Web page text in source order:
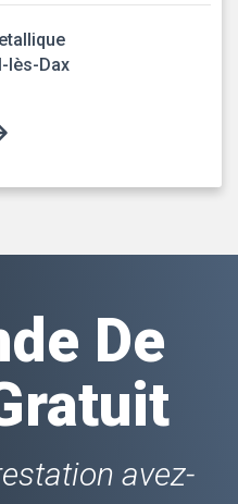
lès-Dax
De
avez-